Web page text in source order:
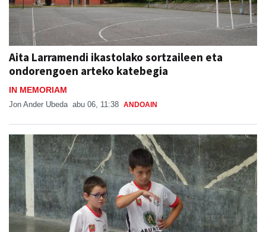
Aita Larramendi ikastolako sortzaileen eta
ondorengoen arteko katebegia
IN MEMORIAM
Jon Ander Ubeda abu 06, 11:38 ANDOAIN